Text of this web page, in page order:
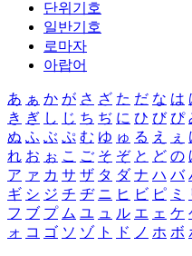
단위기호
일반기호
로마자
아랍어
あ ぁ か が さ ざ た だ な は
き ぎ し じ ち ぢ に ひ び ぴ
ぬ ふ ぶ ぷ む ゆ ゅ る え ぇ
れ お ぉ こ ご そ ぞ と ど の
ア ァ カ サ ザ タ ダ ナ ハ バ
ギ シ ジ チ ヂ ニ ヒ ビ ピ ミ
フ ブ プ ム ユ ュ ル エ ェ ケ
ォ コ ゴ ソ ゾ ト ド ノ ホ ボ